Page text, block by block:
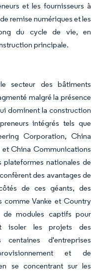
et les fournisseurs à
remise numériques et les
du cycle de vie, en
principale.
secteur des bâtiments
malgré la présence
dominent la construction
intégrés tels que
Corporation, China
China Communications
nationales de
des avantages de
de ces géants, des
Vanke et Country
modules captifs pour
isoler les projets des
d'entreprises
et de
se concentrant sur les